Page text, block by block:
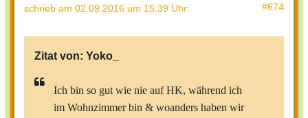
schrieb am 02.09.2016 um 15:39 Uhr: #674
Zitat von: Yoko_
Ich bin so gut wie nie auf HK, während ich
im Wohnzimmer bin & woanders haben wir